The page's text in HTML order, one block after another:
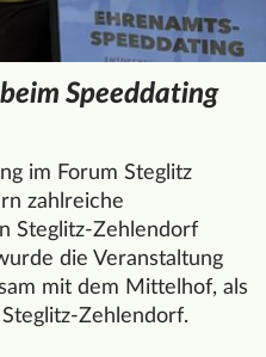
Speeddating
im Forum Steglitz
zahlreiche
Steglitz-Zehlendorf
die Veranstaltung
mit dem Mittelhof, als
Zehlendorf.
entdecken beim